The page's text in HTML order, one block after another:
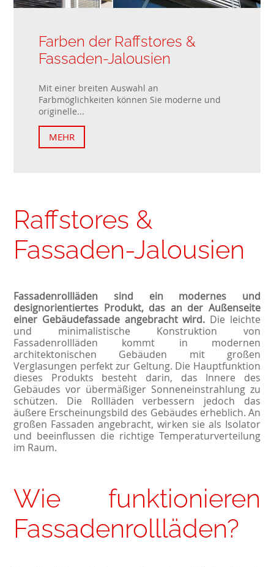
Farben der Raffstores &
Fassaden-Jalousien
Mit einer breiten Auswahl an
Farbmöglichkeiten können Sie moderne und
originelle...
MEHR
Raffstores &
Fassaden-Jalousien
Fassadenrollläden sind ein modernes und
designorientiertes Produkt, das an der Außenseite
einer Gebäudefassade angebracht wird. Die leichte
und minimalistische Konstruktion von
Fassadenrollläden kommt in modernen
architektonischen Gebäuden mit großen
Verglasungen perfekt zur Geltung. Die Hauptfunktion
dieses Produkts besteht darin, das Innere des
Gebäudes vor übermäßiger Sonneneinstrahlung zu
schützen. Die Rollläden verbessern jedoch das
äußere Erscheinungsbild des Gebäudes erheblich. An
großen Fassaden angebracht, wirken sie als Isolator
und beeinflussen die richtige Temperaturverteilung
im Raum.
Wie funktionieren
Fassadenrollläden?